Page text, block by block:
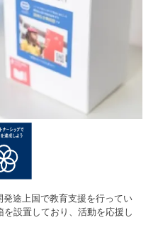
途上国で教育支援を行ってい
設置しており、活動を応援し